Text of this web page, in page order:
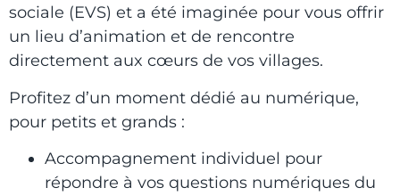
sociale (EVS) et a été imaginée pour vous offrir
un lieu d’animation et de rencontre
directement aux cœurs de vos villages.
Profitez d’un moment dédié au numérique,
pour petits et grands :
Accompagnement individuel pour
répondre à vos questions numériques du